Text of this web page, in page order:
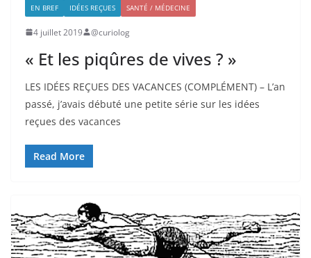
EN BREF IDÉES REÇUES SANTÉ / MÉDECINE
4 juillet 2019 @curiolog
« Et les piqûres de vives ? »
LES IDÉES REÇUES DES VACANCES (COMPLÉMENT) – L’an
passé, j’avais débuté une petite série sur les idées
reçues des vacances
Read More